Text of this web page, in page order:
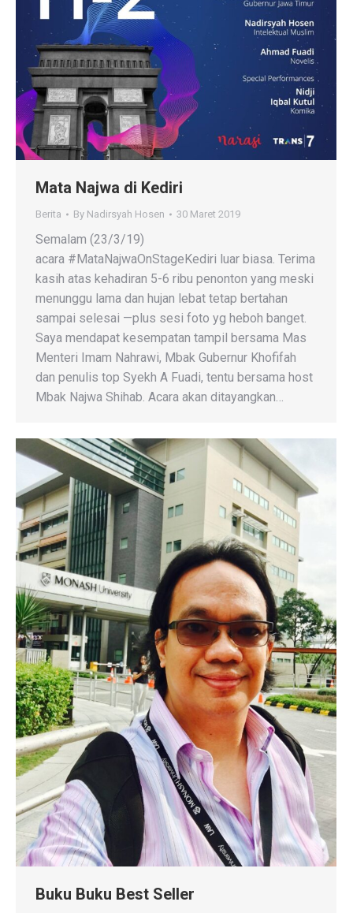
Mata Najwa di Kediri
Berita By Nadirsyah Hosen 30 Maret 2019
Semalam (23/3/19)
acara #MataNajwaOnStageKediri luar biasa. Terima
kasih atas kehadiran 5-6 ribu penonton yang meski
menunggu lama dan hujan lebat tetap bertahan
sampai selesai —plus sesi foto yg heboh banget.
Saya mendapat kesempatan tampil bersama Mas
Menteri Imam Nahrawi, Mbak Gubernur Khofifah
dan penulis top Syekh A Fuadi, tentu bersama host
Mbak Najwa Shihab. Acara akan ditayangkan…
Buku Buku Best Seller